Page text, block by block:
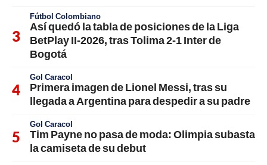
Fútbol Colombiano
Así quedó la tabla de posiciones de la Liga
BetPlay II-2026, tras Tolima 2-1 Inter de
Bogotá
Gol Caracol
Primera imagen de Lionel Messi, tras su
llegada a Argentina para despedir a su padre
Gol Caracol
Tim Payne no pasa de moda: Olimpia subasta
la camiseta de su debut